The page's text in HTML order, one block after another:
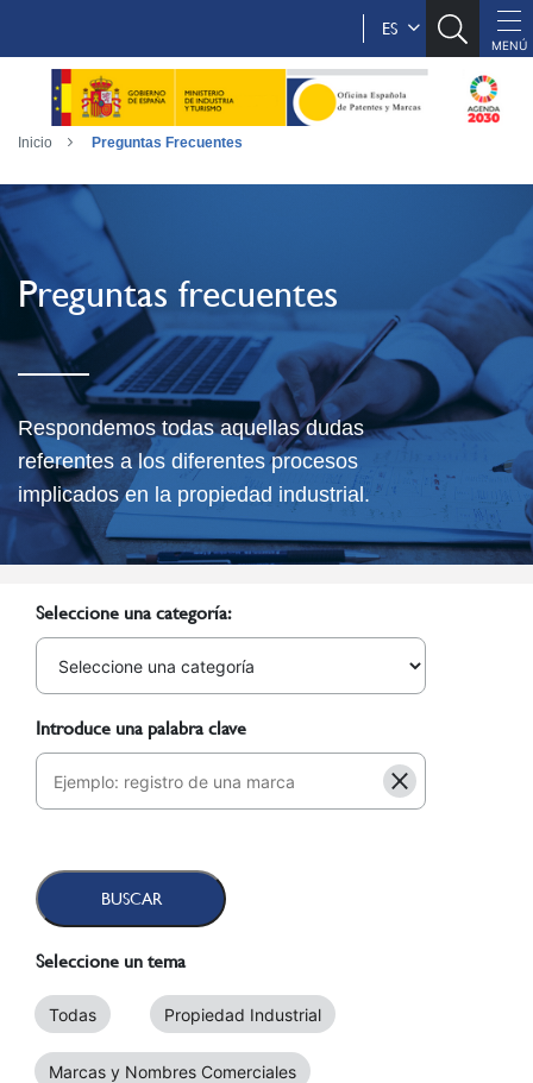
ES
Inicio Preguntas Frecuentes
Preguntas frecuentes
Respondemos todas aquellas dudas
referentes a los diferentes procesos
implicados en la propiedad industrial.
Seleccione una categoría:
Introduce una palabra clave
Seleccione un tema
Todas Propiedad Industrial
Marcas y Nombres Comerciales